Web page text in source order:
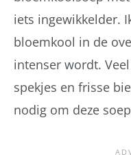
iets ingewikkelder.
bloemkool in de
intenser wordt.
spekjes en frisse
nodig om deze